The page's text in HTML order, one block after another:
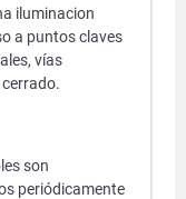
iluminacion
a puntos claves
vías
son
periódicamente